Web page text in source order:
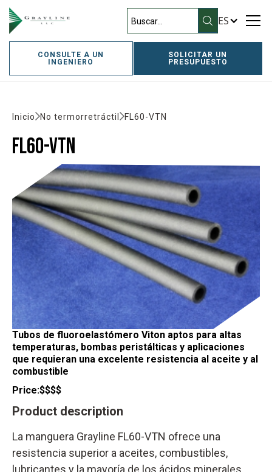
ES
CONSULTE A UN
INGENIERO
SOLICITAR UN
PRESUPUESTO
Inicio No termorretráctil FL60-VTN
FL60-VTN
Tubos de fluoroelastómero Viton aptos para altas
temperaturas, bombas peristálticas y aplicaciones
que requieran una excelente resistencia al aceite y al
combustible
Price:$$$$
Product description
La manguera Grayline FL60-VTN ofrece una
resistencia superior a aceites, combustibles,